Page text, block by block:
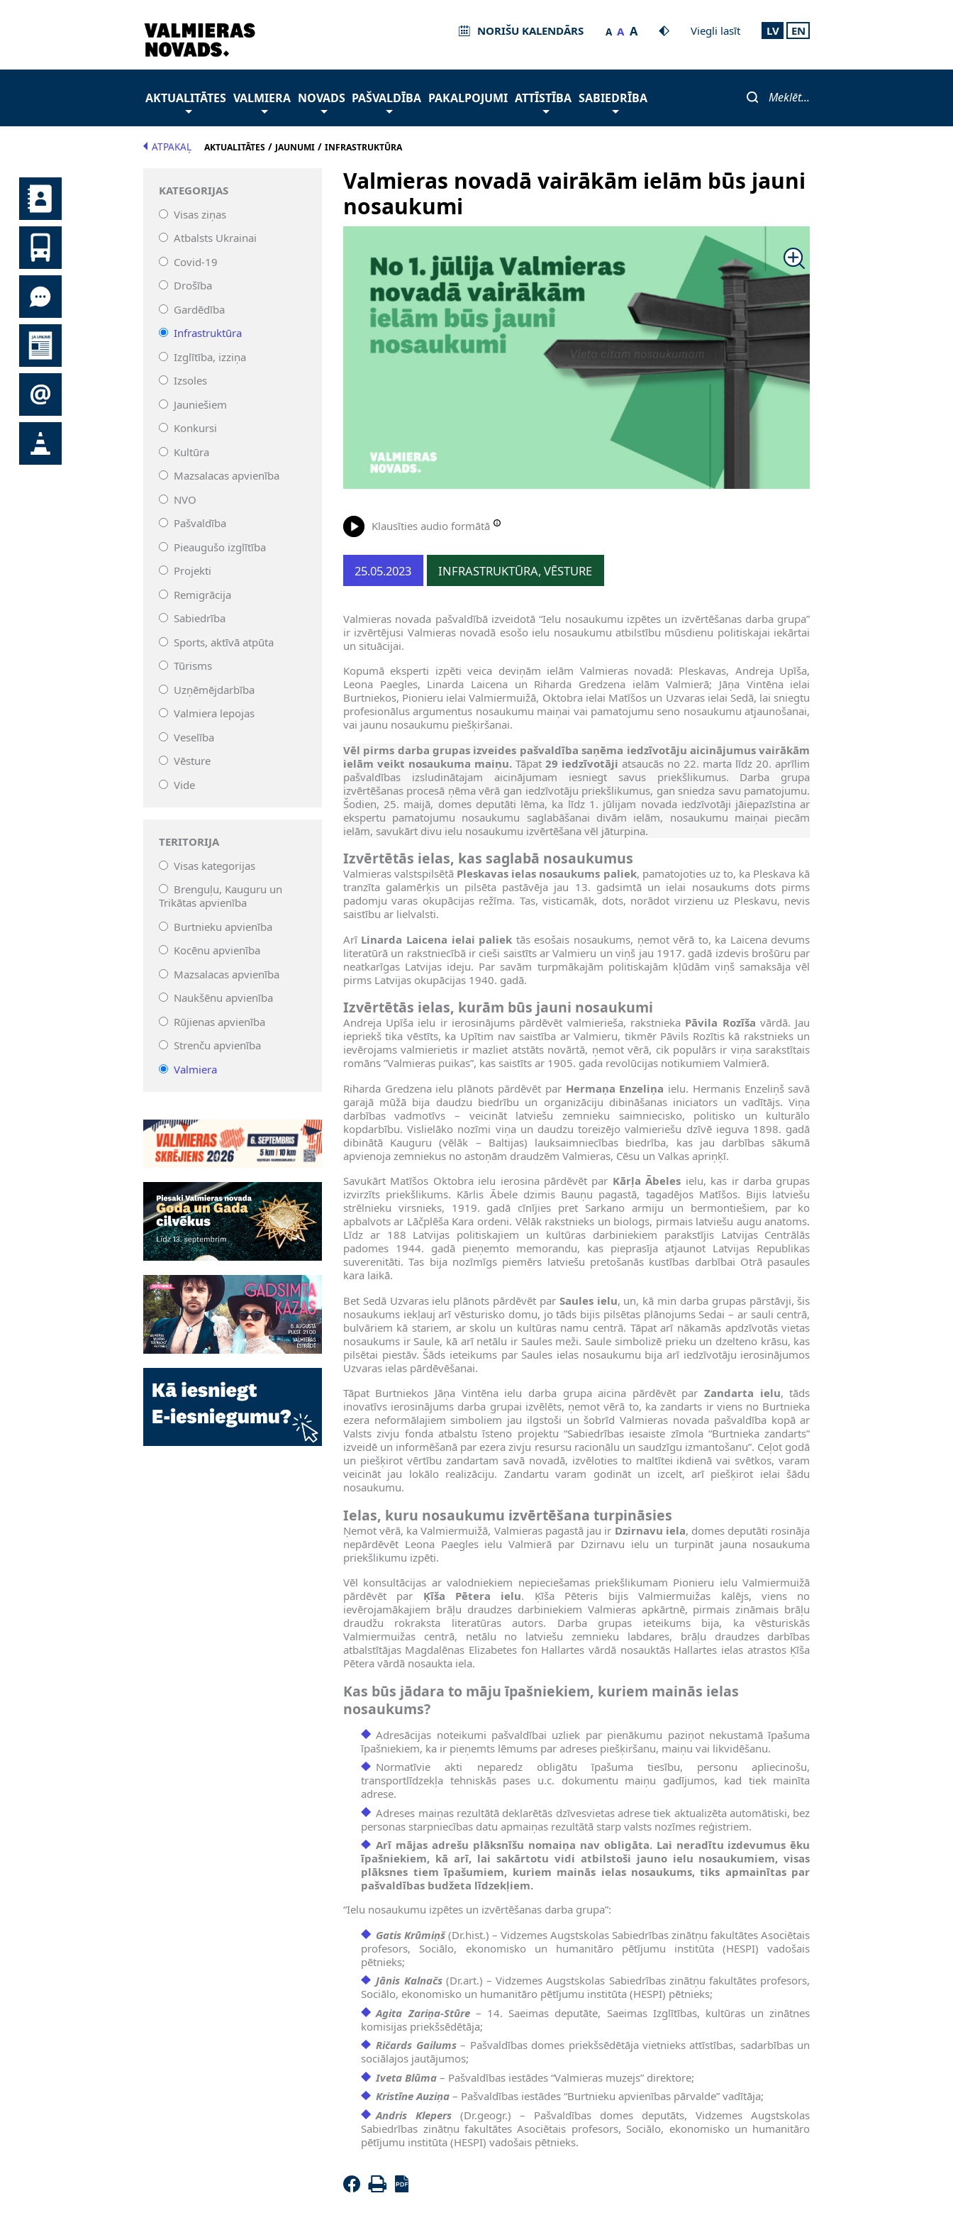
NORIŠU KALENDĀRS A A A Viegli lasīt LV EN
AKTUALITĀTES VALMIERA NOVADS PAŠVALDĪBA PAKALPOJUMI ATTĪSTĪBA SABIEDRĪBA Meklēt...
ATPAKAĻ AKTUALITĀTES/ JAUNUMI/ INFRASTRUKTŪRA
KATEGORIJAS
Visas ziņas
Atbalsts Ukrainai
Covid-19
Drošība
Gardēdība
Infrastruktūra
Izglītība, izziņa
Izsoles
Jauniešiem
Konkursi
Kultūra
Mazsalacas apvienība
NVO
Pašvaldība
Pieaugušo izglītība
Projekti
Remigrācija
Sabiedrība
Sports, aktīvā atpūta
Tūrisms
Uzņēmējdarbība
Valmiera lepojas
Veselība
Vēsture
Vide
TERITORIJA
Visas kategorijas
Brenguļu, Kauguru un
Trikātas apvienība
Burtnieku apvienība
Kocēnu apvienība
Mazsalacas apvienība
Naukšēnu apvienība
Rūjienas apvienība
Strenču apvienība
Valmiera
Valmieras novadā vairākām ielām būs jauni
nosaukumi
Klausīties audio formātā
25.05.2023 INFRASTRUKTŪRA, VĒSTURE
Valmieras novada pašvaldībā izveidotā “Ielu nosaukumu izpētes un izvērtēšanas darba grupa”
ir izvērtējusi Valmieras novadā esošo ielu nosaukumu atbilstību mūsdienu politiskajai iekārtai
un situācijai.
Kopumā eksperti izpēti veica deviņām ielām Valmieras novadā: Pleskavas, Andreja Upīša,
Leona Paegles, Linarda Laicena un Riharda Gredzena ielām Valmierā; Jāņa Vintēna ielai
Burtniekos, Pionieru ielai Valmiermuižā, Oktobra ielai Matīšos un Uzvaras ielai Sedā, lai sniegtu
profesionālus argumentus nosaukumu maiņai vai pamatojumu seno nosaukumu atjaunošanai,
vai jaunu nosaukumu piešķiršanai.
Vēl pirms darba grupas izveides pašvaldība saņēma iedzīvotāju aicinājumus vairākām
ielām veikt nosaukuma maiņu. Tāpat29 iedzīvotājiatsaucās no 22. marta līdz 20. aprīlim
pašvaldības izsludinātajam aicinājumam iesniegt savus priekšlikumus. Darba grupa
izvērtēšanas procesā ņēma vērā gan iedzīvotāju priekšlikumus, gan sniedza savu pamatojumu.
Šodien, 25. maijā, domes deputāti lēma, ka līdz 1. jūlijam novada iedzīvotāji jāiepazīstina ar
ekspertu pamatojumu nosaukumu saglabāšanai divām ielām, nosaukumu maiņai piecām
ielām, savukārt divu ielu nosaukumu izvērtēšana vēl jāturpina.
Izvērtētās ielas, kas saglabā nosaukumus
Valmieras valstspilsētā Pleskavas ielas nosaukums paliek, pamatojoties uz to, ka Pleskava kā
tranzīta galamērķis un pilsēta pastāvēja jau 13. gadsimtā un ielai nosaukums dots pirms
padomju varas okupācijas režīma. Tas, visticamāk, dots, norādot virzienu uz Pleskavu, nevis
saistību ar lielvalsti.
Arī Linarda Laicena ielai paliek tās esošais nosaukums, ņemot vērā to, ka Laicena devums
literatūrā un rakstniecībā ir cieši saistīts ar Valmieru un viņš jau 1917. gadā izdevis brošūru par
neatkarīgas Latvijas ideju. Par savām turpmākajām politiskajām kļūdām viņš samaksāja vēl
pirms Latvijas okupācijas 1940. gadā.
Izvērtētās ielas, kurām būs jauni nosaukumi
Andreja Upīša ielu ir ierosinājums pārdēvēt valmierieša, rakstnieka Pāvila Rozīša vārdā. Jau
iepriekš tika vēstīts, ka Upītim nav saistība ar Valmieru, tikmēr Pāvils Rozītis kā rakstnieks un
ievērojams valmierietis ir mazliet atstāts novārtā, ņemot vērā, cik populārs ir viņa sarakstītais
romāns ”Valmieras puikas”, kas saistīts ar 1905. gada revolūcijas notikumiem Valmierā.
Riharda Gredzena ielu plānots pārdēvēt par Hermaņa Enzeliņa ielu. Hermanis Enzeliņš savā
garajā mūžā bija daudzu biedrību un organizāciju dibināšanas iniciators un vadītājs. Viņa
darbības vadmotīvs – veicināt latviešu zemnieku saimniecisko, politisko un kulturālo
kopdarbību. Vislielāko nozīmi viņa un daudzu toreizējo valmieriešu dzīvē ieguva 1898. gadā
dibinātā Kauguru (vēlāk – Baltijas) lauksaimniecības biedrība, kas jau darbības sākumā
apvienoja zemniekus no astoņām draudzēm Valmieras, Cēsu un Valkas apriņķī.
Savukārt Matīšos Oktobra ielu ierosina pārdēvēt par Kārļa Ābeles ielu, kas ir darba grupas
izvirzīts priekšlikums. Kārlis Ābele dzimis Bauņu pagastā, tagadējos Matīšos. Bijis latviešu
strēlnieku virsnieks, 1919. gadā cīnījies pret Sarkano armiju un bermontiešiem, par ko
apbalvots ar Lāčplēša Kara ordeni. Vēlāk rakstnieks un biologs, pirmais latviešu augu anatoms.
Līdz ar 188 Latvijas politiskajiem un kultūras darbiniekiem parakstījis Latvijas Centrālās
padomes 1944. gadā pieņemto memorandu, kas pieprasīja atjaunot Latvijas Republikas
suverenitāti. Tas bija nozīmīgs piemērs latviešu pretošanās kustības darbībai Otrā pasaules
kara laikā.
Bet Sedā Uzvaras ielu plānots pārdēvēt par Saules ielu, un, kā min darba grupas pārstāvji, šis
nosaukums iekļauj arī vēsturisko domu, jo tāds bijis pilsētas plānojums Sedai – ar sauli centrā,
bulvāriem kā stariem, ar skolu un kultūras namu centrā. Tāpat arī nākamās apdzīvotās vietas
nosaukums ir Saule, kā arī netālu ir Saules meži. Saule simbolizē prieku un dzelteno krāsu, kas
pilsētai piestāv. Šāds ieteikums par Saules ielas nosaukumu bija arī iedzīvotāju ierosinājumos
Uzvaras ielas pārdēvēšanai.
Tāpat Burtniekos Jāņa Vintēna ielu darba grupa aicina pārdēvēt parZandarta ielu, tāds
inovatīvs ierosinājums darba grupai izvēlēts, ņemot vērā to, ka zandarts ir viens no Burtnieka
ezera neformālajiem simboliem jau ilgstoši un šobrīd Valmieras novada pašvaldība kopā ar
Valsts zivju fonda atbalstu īsteno projektu “Sabiedrības iesaiste zīmola “Burtnieka zandarts”
izveidē un informēšanā par ezera zivju resursu racionālu un saudzīgu izmantošanu”. Ceļot godā
un piešķirot vērtību zandartam savā novadā, izvēloties to maltītei ikdienā vai svētkos, varam
veicināt jau lokālo realizāciju. Zandartu varam godināt un izcelt, arī piešķirot ielai šādu
nosaukumu.
Ielas, kuru nosaukumu izvērtēšana turpināsies
Ņemot vērā, ka Valmiermuižā, Valmieras pagastā jau ir Dzirnavu iela, domes deputāti rosināja
nepārdēvēt Leona Paegles ielu Valmierā par Dzirnavu ielu un turpināt jauna nosaukuma
priekšlikumu izpēti.
Vēl konsultācijas ar valodniekiem nepieciešamas priekšlikumam Pionieru ielu Valmiermuižā
pārdēvēt par Ķīša Pētera ielu. Ķīša Pēteris bijis Valmiermuižas kalējs, viens no
ievērojamākajiem brāļu draudzes darbiniekiem Valmieras apkārtnē, pirmais zināmais brāļu
draudžu rokraksta literatūras autors. Darba grupas ieteikums bija, ka vēsturiskās
Valmiermuižas centrā, netālu no latviešu zemnieku labdares, brāļu draudzes darbības
atbalstītājas Magdalēnas Elizabetes fon Hallartes vārdā nosauktās Hallartes ielas atrastos Ķīša
Pētera vārdā nosaukta iela.
Kas būs jādara to māju īpašniekiem, kuriem mainās ielas
nosaukums?
Adresācijas noteikumi pašvaldībai uzliek par pienākumu paziņot nekustamā īpašuma
īpašniekiem, ka ir pieņemts lēmums par adreses piešķiršanu, maiņu vai likvidēšanu.
Normatīvie akti neparedz obligātu īpašuma tiesību, personu apliecinošu,
transportlīdzekļa tehniskās pases u.c. dokumentu maiņu gadījumos, kad tiek mainīta
adrese.
Adreses maiņas rezultātā deklarētās dzīvesvietas adrese tiek aktualizēta automātiski, bez
personas starpniecības datu apmaiņas rezultātā starp valsts nozīmes reģistriem.
Arī mājas adrešu plāksnīšu nomaiņa nav obligāta. Lai neradītu izdevumus ēku
īpašniekiem, kā arī, lai sakārtotu vidi atbilstoši jauno ielu nosaukumiem, visas
plāksnes tiem īpašumiem, kuriem mainās ielas nosaukums, tiks apmainītas par
pašvaldības budžeta līdzekļiem.
“Ielu nosaukumu izpētes un izvērtēšanas darba grupa”:
Gatis Krūmiņš(Dr.hist.) – Vidzemes Augstskolas Sabiedrības zinātņu fakultātes Asociētais
profesors, Sociālo, ekonomisko un humanitāro pētījumu institūta (HESPI) vadošais
pētnieks;
Jānis Kalnačs(Dr.art.) – Vidzemes Augstskolas Sabiedrības zinātņu fakultātes profesors,
Sociālo, ekonomisko un humanitāro pētījumu institūta (HESPI) pētnieks;
Agita Zariņa-Stūre– 14. Saeimas deputāte, Saeimas Izglītības, kultūras un zinātnes
komisijas priekšsēdētāja;
Ričards Gailums– Pašvaldības domes priekšsēdētāja vietnieks attīstības, sadarbības un
sociālajos jautājumos;
Iveta Blūma – Pašvaldības iestādes “Valmieras muzejs” direktore;
Kristīne Auziņa – Pašvaldības iestādes “Burtnieku apvienības pārvalde” vadītāja;
Andris Klepers (Dr.geogr.) – Pašvaldības domes deputāts, Vidzemes Augstskolas
Sabiedrības zinātņu fakultātes Asociētais profesors, Sociālo, ekonomisko un humanitāro
pētījumu institūta (HESPI) vadošais pētnieks.